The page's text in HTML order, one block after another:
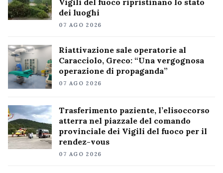
dei luoghi
07 AGO 2026
Riattivazione sale operatorie al
Caracciolo, Greco: “Una vergognosa
operazione di propaganda”
07 AGO 2026
Trasferimento paziente, l’elisoccorso
atterra nel piazzale del comando
provinciale dei Vigili del fuoco per il
rendez-vous
07 AGO 2026